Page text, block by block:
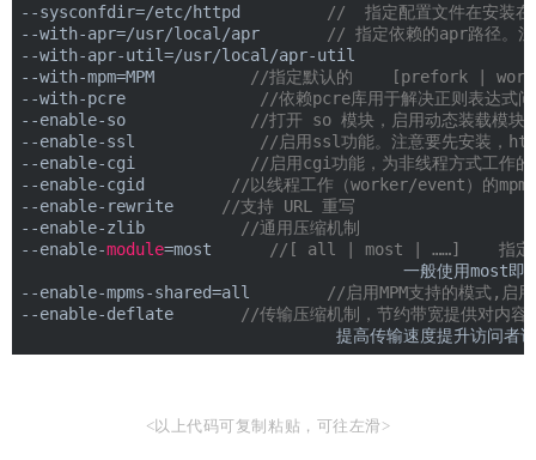
--sysconfdir=/etc/httpd
//  指定配置文件在安装
--with-apr=/usr/local/apr
// 指定依赖的apr路径。
--with-apr-util=/usr/local/apr-util
--with-mpm=MPM
//指定默认的    [prefork |
--with-pcre
//依赖pcre库用于解决正则表达式
--enable-so
//打开 so 模块，启用动态装载模块
--enable-ssl
//启用ssl功能。注意要先安装，
--enable-cgi
//启用cgi功能，为非线程方式工作的
--enable-cgid
//以线程工作（worker/event）的mpm
--enable-rewrite
//支持 URL 重写
--enable-zlib
//通用压缩机制
--enable-module=most
//[ all | most | ……]    指定启用
一般使用most即
--enable-mpms-shared=all
//启用MPM支持的模式,
--enable-deflate
//传输压缩机制，节约带宽提供对内
提高传输速度提升访问者访问的体验。在生
<以上代码可复制粘贴，可往左滑>